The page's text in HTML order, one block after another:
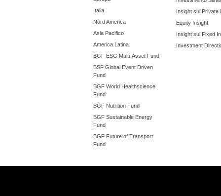
Italia
Nord America
Asia Pacifico
America Latina
BGF ESG Multi-Asset Fund
BSF Global Event Driven
Fund
BGF World Healthscience
Fund
BGF Nutrition Fund
BGF Sustainable Energy
Fund
BGF Future of Transport
Fund
Insight sui Private
Equity Insight
Insight sul Fixed
Investment